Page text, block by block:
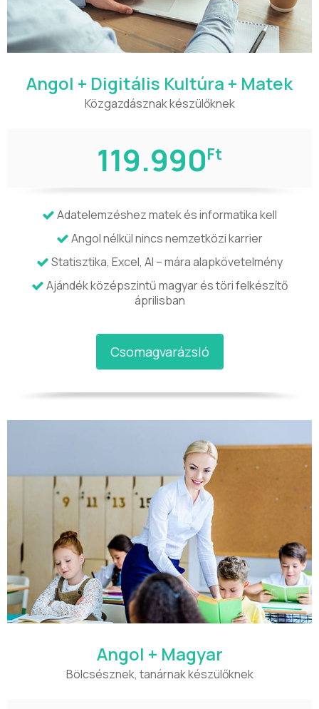
Angol + Digitális Kultúra + Matek
Közgazdásznak készülőknek
119.990Ft
Adatelemzéshez matek és informatika kell
Angol nélkül nincs nemzetközi karrier
Statisztika, Excel, AI – mára alapkövetelmény
Ajándék középszintű magyar és töri felkészítő
áprilisban
Csomagvarázsló
Angol + Magyar
Bölcsésznek, tanárnak készülőknek